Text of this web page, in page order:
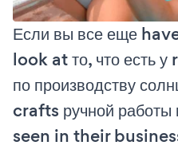
Если вы все еще
look at то, что есть
по производству
crafts ручной
seen in their